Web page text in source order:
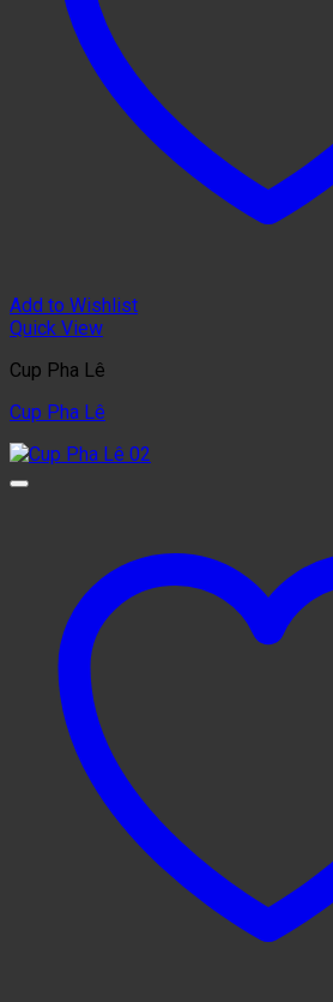
Add to Wishlist
Quick View
Cup Pha Lê
Cup Pha Lê